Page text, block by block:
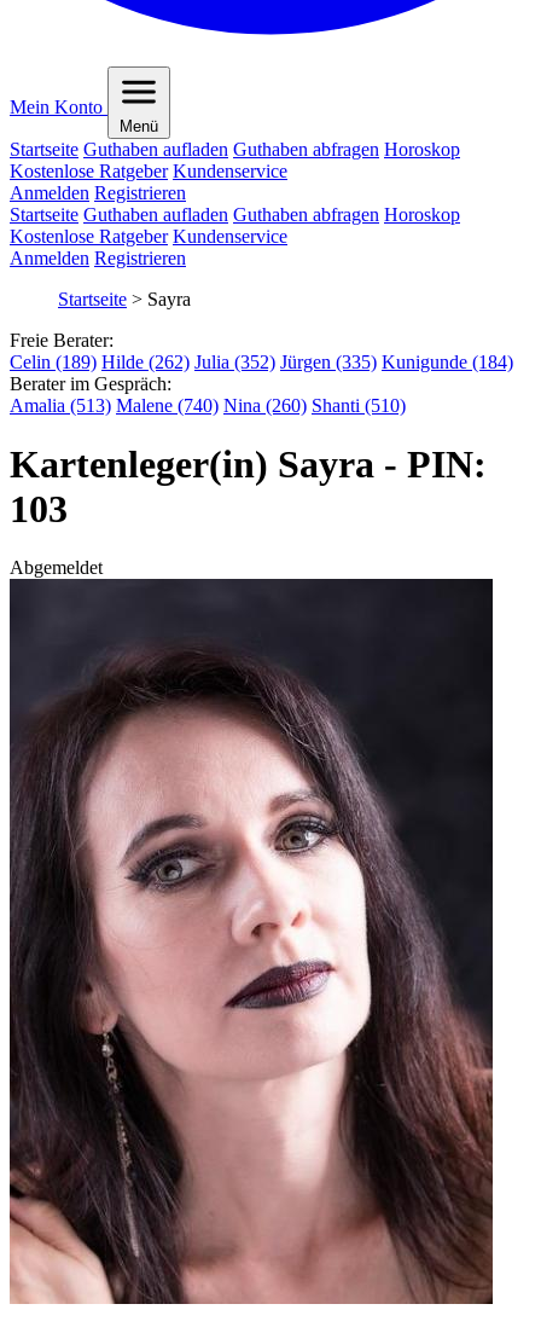
Mein Konto
Menü
Startseite Guthaben aufladen Guthaben abfragen Horoskop
Kostenlose Ratgeber Kundenservice
Anmelden Registrieren
Startseite Guthaben aufladen Guthaben abfragen Horoskop
Kostenlose Ratgeber Kundenservice
Anmelden Registrieren
Startseite > Sayra
Freie Berater:
Celin (189) Hilde (262) Julia (352) Jürgen (335) Kunigunde (184)
Berater im Gespräch:
Amalia (513) Malene (740) Nina (260) Shanti (510)
Kartenleger(in) Sayra - PIN:
103
Abgemeldet